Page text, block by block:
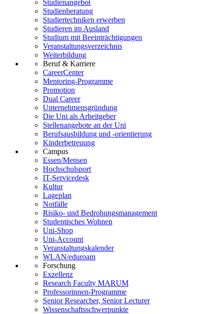
Studienangebot
Studienberatung
Studiertechniken erwerben
Studieren im Ausland
Studium mit Beeinträchtigungen
Veranstaltungsverzeichnis
Weiterbildung
Beruf & Karriere
CareerCenter
Mentoring-Programme
Promotion
Dual Career
Unternehmensgründung
Die Uni als Arbeitgeber
Stellenangebote an der Uni
Berufsausbildung und -orientierung
Kinderbetreuung
Campus
Essen/Mensen
Hochschulsport
IT-Servicedesk
Kultur
Lageplan
Notfälle
Risiko- und Bedrohungsmanagement
Studentisches Wohnen
Uni-Shop
Uni-Account
Veranstaltungskalender
WLAN/eduroam
Forschung
Exzellenz
Research Faculty MARUM
Professorinnen-Programme
Senior Researcher, Senior Lecturer
Wissenschaftsschwerpunkte